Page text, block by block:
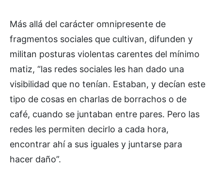
Más allá del carácter omnipresente de
fragmentos sociales que cultivan, difunden y
militan posturas violentas carentes del mínimo
matiz, “las redes sociales les han dado una
visibilidad que no tenían. Estaban, y decían este
tipo de cosas en charlas de borrachos o de
café, cuando se juntaban entre pares. Pero las
redes les permiten decirlo a cada hora,
encontrar ahí a sus iguales y juntarse para
hacer daño”.